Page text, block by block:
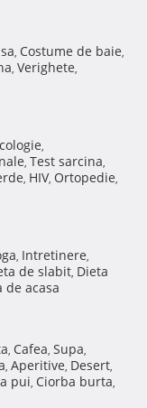
, Costume de baie,
, Verighete,
,
, Test sarcina,
, HIV, Ortopedie,
, Intretinere,
de slabit, Dieta
de acasa
, Cafea, Supa,
, Aperitive, Desert,
pui, Ciorba burta,